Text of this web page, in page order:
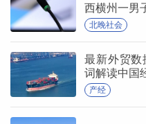
西横州一男
北晚社会
最新外贸数
词解读中国
产经